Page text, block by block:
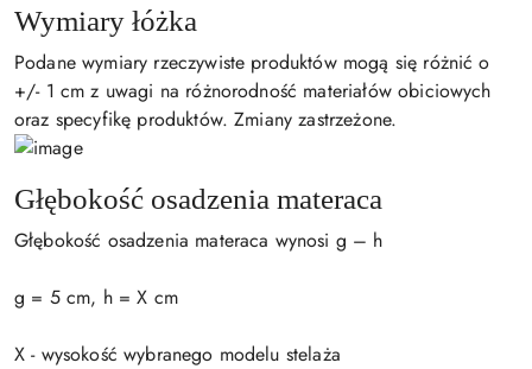
Wymiary łóżka
Podane wymiary rzeczywiste produktów mogą się różnić o
+/- 1 cm z uwagi na różnorodność materiałów obiciowych
oraz specyfikę produktów. Zmiany zastrzeżone.
Głębokość osadzenia materaca
Głębokość osadzenia materaca wynosi g – h
g = 5 cm, h = X cm
X - wysokość wybranego modelu stelaża